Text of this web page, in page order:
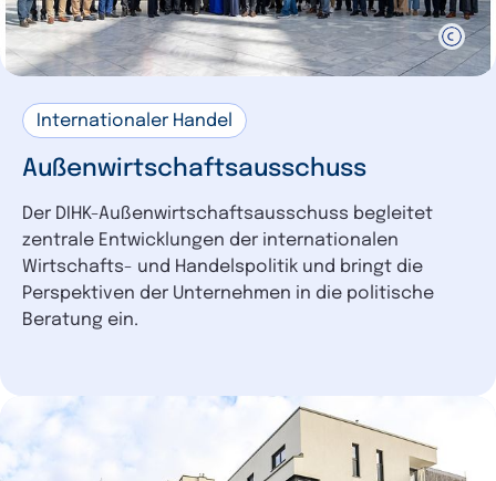
Internationaler Handel
Außenwirtschaftsausschuss
Der DIHK-Außenwirtschaftsausschuss begleitet
zentrale Entwicklungen der internationalen
Wirtschafts- und Handelspolitik und bringt die
Perspektiven der Unternehmen in die politische
Beratung ein.